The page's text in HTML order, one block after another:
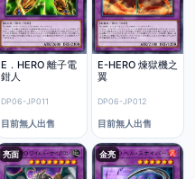
E．HERO 離子電
鉗人
DP06-JP011
目前無人出售
E-HERO 煉獄機之
翼
DP06-JP012
目前無人出售
亮面 金亮